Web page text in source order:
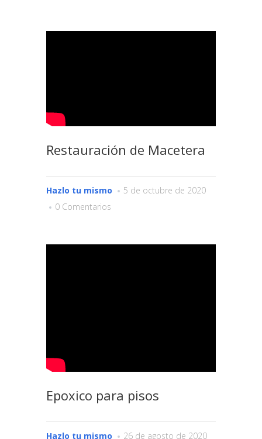
Restauración de Macetera
Hazlo tu mismo
5 de octubre de 2020
0 Comentarios
Epoxico para pisos
Hazlo tu mismo 26 de agosto de 2020